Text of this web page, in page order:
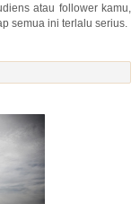
atau follower kamu,
semua ini terlalu serius.